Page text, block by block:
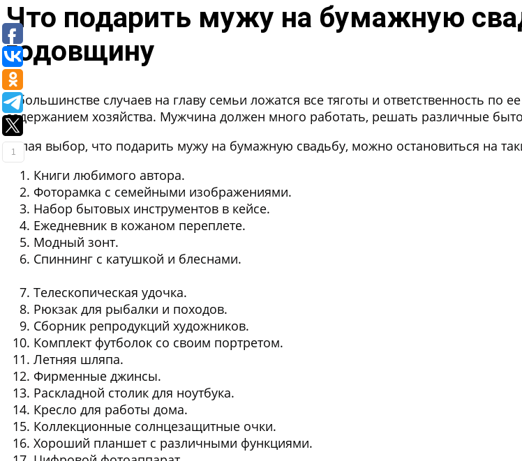
Что подарить мужу на бумажную
годовщину
В большинстве случаев на главу семьи ложатся все тяготы и ответственность
содержанием хозяйства. Мужчина должен много работать, решать различные
Делая выбор, что подарить мужу на бумажную свадьбу, можно остановиться на
Книги любимого автора.
Фоторамка с семейными изображениями.
Набор бытовых инструментов в кейсе.
Ежедневник в кожаном переплете.
Модный зонт.
Спиннинг с катушкой и блеснами.
Телескопическая удочка.
Рюкзак для рыбалки и походов.
Сборник репродукций художников.
Комплект футболок со своим портретом.
Летняя шляпа.
Фирменные джинсы.
Раскладной столик для ноутбука.
Кресло для работы дома.
Коллекционные солнцезащитные очки.
Хороший планшет с различными функциями.
1